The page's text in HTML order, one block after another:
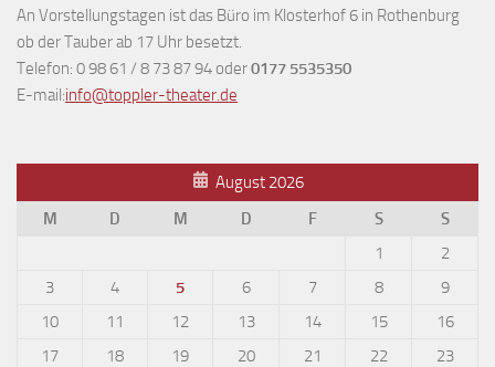
An Vorstellungstagen ist das Büro im Klosterhof 6 in Rothenburg
ob der Tauber ab 17 Uhr besetzt.
Telefon: 0 98 61 / 8 73 87 94 oder0177 5535350
E-mail:info@toppler-theater.de
August 2026
M
D M D F S
S
1
2
3
4 5 6 7 8
9
10
11 12 13 14 15
16
17
18 19 20 21 22
23